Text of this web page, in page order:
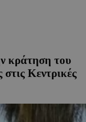
κράτηση του
στις Κεντρικές